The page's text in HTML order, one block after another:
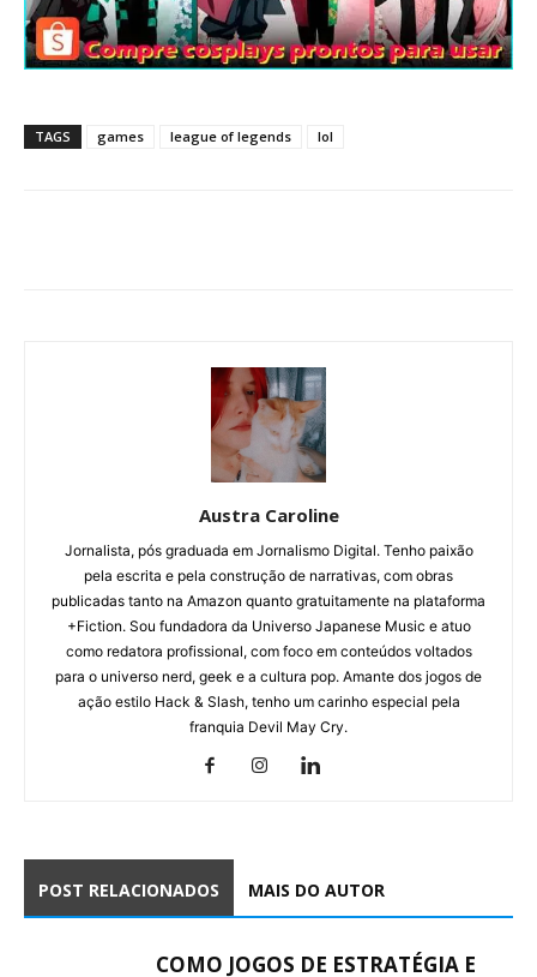
TAGS games league of legends lol
Austra Caroline
Jornalista, pós graduada em Jornalismo Digital. Tenho paixão
pela escrita e pela construção de narrativas, com obras
publicadas tanto na Amazon quanto gratuitamente na plataforma
+Fiction. Sou fundadora da Universo Japanese Music e atuo
como redatora profissional, com foco em conteúdos voltados
para o universo nerd, geek e a cultura pop. Amante dos jogos de
ação estilo Hack & Slash, tenho um carinho especial pela
franquia Devil May Cry.
POST RELACIONADOS MAIS DO AUTOR
COMO JOGOS DE ESTRATÉGIA E